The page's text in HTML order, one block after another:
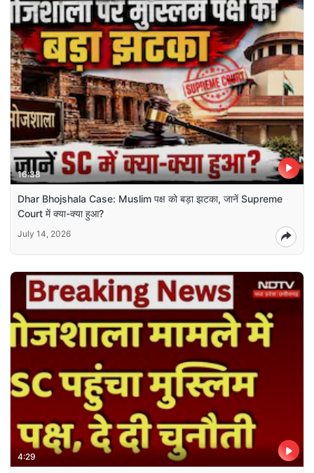
16:38
Dhar Bhojshala Case: Muslim पक्ष को बड़ा झटका, जानें Supreme
Court में क्या-क्या हुआ?
July 14, 2026
4:29